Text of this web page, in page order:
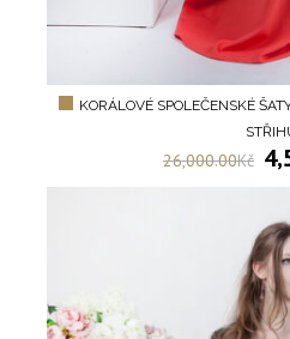
KORÁLOVÉ SPOLEČENSKÉ
26,000.00Kč